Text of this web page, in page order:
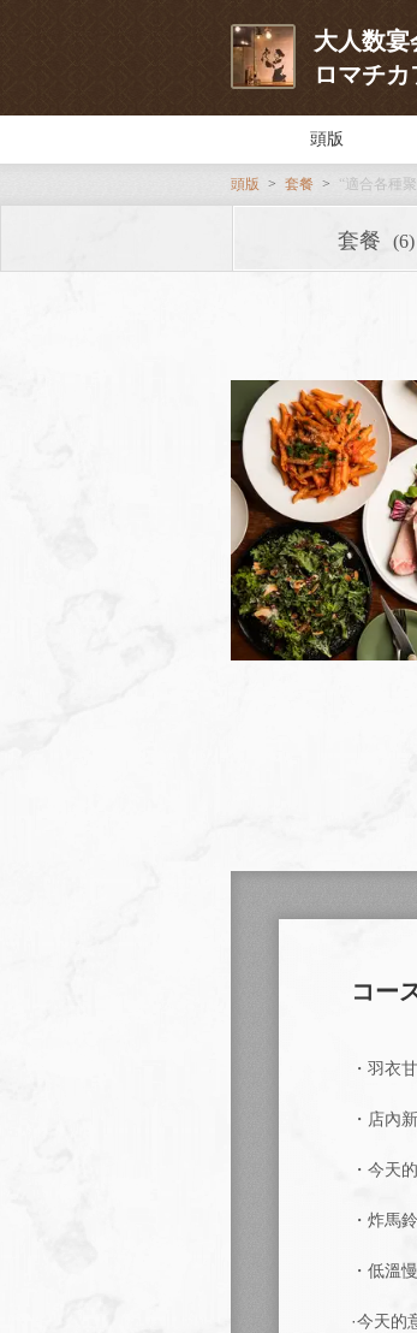
大人数
ロマチ
頭版
頭版 套餐 “適合各種
套餐 (6)
コー
・羽衣
・店內
・今天
・炸馬
・低溫
·今天的